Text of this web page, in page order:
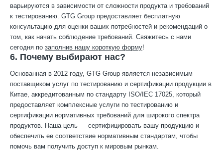
варьируются в зависимости от сложности продукта и требований
к тестированию. GTG Group предоставляет бесплатную
консультацию для оценки ваших потребностей и рекомендаций о
том, как начать соблюдение требований. Свяжитесь с нами
сегодня по заполнив нашу короткую форму!
6. Почему выбирают нас?
Основанная в 2012 году, GTG Group является независимым
поставщиком услуг по тестированию и сертификации продукции в
Китае, аккредитованным по стандарту ISO/IEC 17025, который
предоставляет комплексные услуги по тестированию и
сертификации нормативных требований для широкого спектра
продуктов. Наша цель — сертифицировать вашу продукцию и
обеспечить ее соответствие нормативным стандартам, чтобы
помочь вам получить доступ к мировым рынкам.